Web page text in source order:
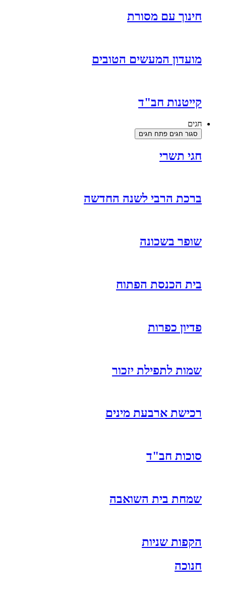
חינוך עם מסורת
מועדון המעשים הטובים
קייטנות חב"ד
חגים
סגור חגים פתח חגים
חגי תשרי
ברכת הרבי לשנה החדשה
שופר בשכונה
בית הכנסת הפתוח
פדיון כפרות
שמות לתפילת יזכור
רכישת ארבעת מינים
סוכות חב"ד
שמחת בית השואבה
הקפות שניות
חנוכה